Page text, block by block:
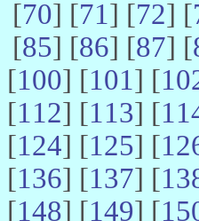
[70] [71] [72] [
[85] [86] [87] [
[100] [101] [
[112] [113] [
[124] [125] [
[136] [137] [
[148] [149] [